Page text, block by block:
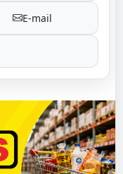
E-mail